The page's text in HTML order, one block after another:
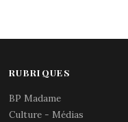
RUBRIQUES
BP Madame
Culture - Médias